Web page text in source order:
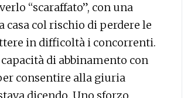
“scaraffato”, con una
col rischio di perdere le
in difficoltà i concorrenti.
di abbinamento con
consentire alla giuria